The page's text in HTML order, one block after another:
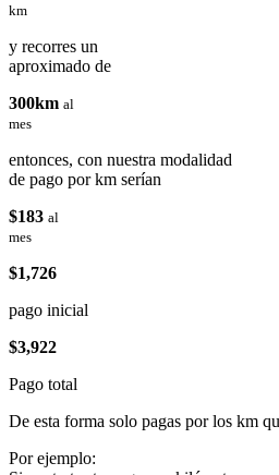
km
y recorres un
aproximado de
300km al
mes
entonces, con nuestra modalidad
de pago por km serían
$183 al
mes
$1,726
pago inicial
$3,922
Pago total
De esta forma solo pagas por los km
Por ejemplo: